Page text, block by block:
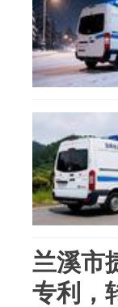
兰溪市
专利，